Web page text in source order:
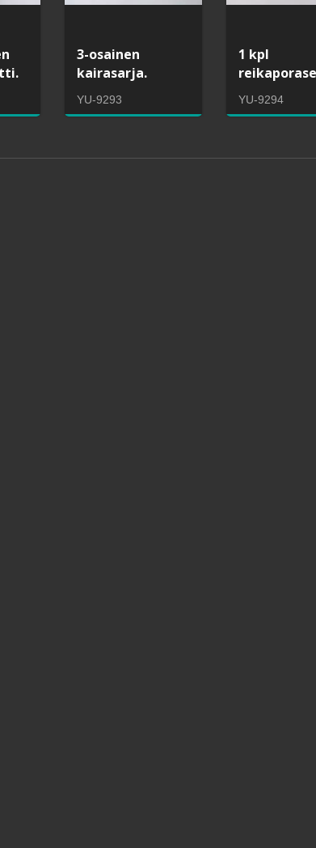
3-osainen
kairasarja.
YU-9293
1 kpl
YU-9294